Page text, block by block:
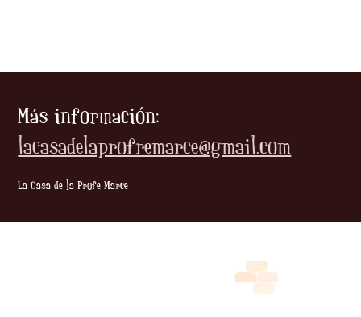
Más información:
lacasadelaprofremarce@gmail.com
La Casa de la Profe Marce